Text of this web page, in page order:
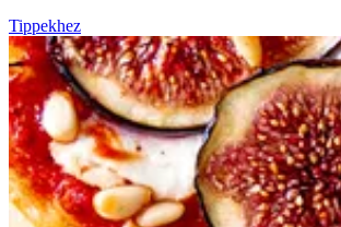
Tippekhez